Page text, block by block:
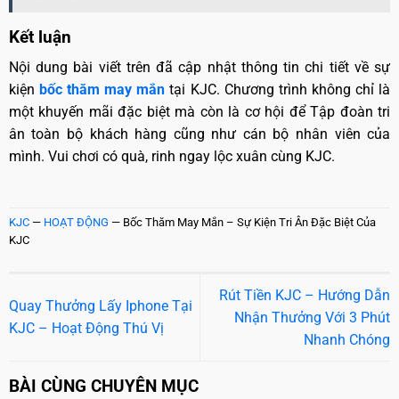
Kết luận
Nội dung bài viết trên đã cập nhật thông tin chi tiết về sự
kiện bốc thăm may mắn tại KJC. Chương trình không chỉ là
một khuyến mãi đặc biệt mà còn là cơ hội để Tập đoàn tri
ân toàn bộ khách hàng cũng như cán bộ nhân viên của
mình. Vui chơi có quà, rinh ngay lộc xuân cùng KJC.
KJC— HOẠT ĐỘNG — Bốc Thăm May Mắn – Sự Kiện Tri Ân Đặc Biệt Của
KJC
Quay Thưởng Lấy Iphone Tại
KJC – Hoạt Động Thú Vị
Rút Tiền KJC – Hướng Dẫn
Nhận Thưởng Với 3 Phút
Nhanh Chóng
BÀI CÙNG CHUYÊN MỤC